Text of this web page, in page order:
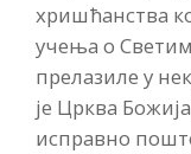
хришћанства
учења о Светим
прелазиле у
је Црква
исправно